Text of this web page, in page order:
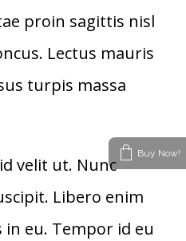
proin sagittis nisl
Lectus mauris
turpis massa
velit ut. Nunc
Libero enim
eu. Tempor id eu
Buy Now!